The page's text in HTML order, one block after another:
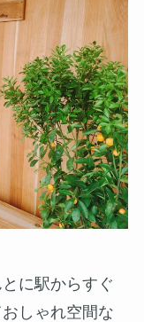
に駅からすぐ
しゃれ空間な